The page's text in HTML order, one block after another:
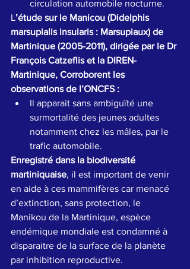
circulation automobile nocturne.
L’étude sur le Manicou (Didelphis
marsupialis insularis : Marsupiaux) de
Martinique (2005-2011), dirigée par le Dr
François Catzeflis et la DIREN-
Martinique, Corroborent les
observations de l’ONCFS :
Il apparait sans ambiguïté une
surmortalité des jeunes adultes
notamment chez les mâles, par le
trafic automobile.
Enregistré dans la biodiversité
martiniquaise, il est important de venir
en aide à ces mammifères car menacé
d’extinction, sans protection, le
Manikou de la Martinique, espèce
endémique mondiale est condamné à
disparaitre de la surface de la planète
par inhibition reproductive.